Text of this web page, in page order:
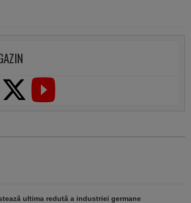
ultima redută a industriei germane